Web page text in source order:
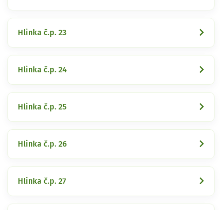
Hlinka č.p. 23
Hlinka č.p. 24
Hlinka č.p. 25
Hlinka č.p. 26
Hlinka č.p. 27